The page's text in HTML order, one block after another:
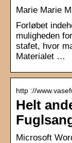
Marie Marie
Forløbet
muligheden
stafet, hvor
Materialet …
http ://
Helt
Microsoft